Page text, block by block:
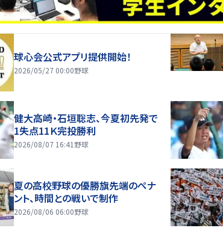
球心会公式アプリ提供開始！
2026/05/27 00:00野球
健大高崎・石垣聡志、今夏初先発で
1失点11Ｋ完投勝利
2026/08/07 16:41 野球
夏の高校野球の優勝旗先端のペナ
ント、時間との戦いで制作
2026/08/06 06:00野球